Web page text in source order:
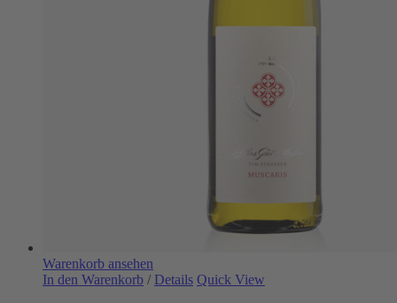
Warenkorb ansehen
In den Warenkorb / Details Quick View